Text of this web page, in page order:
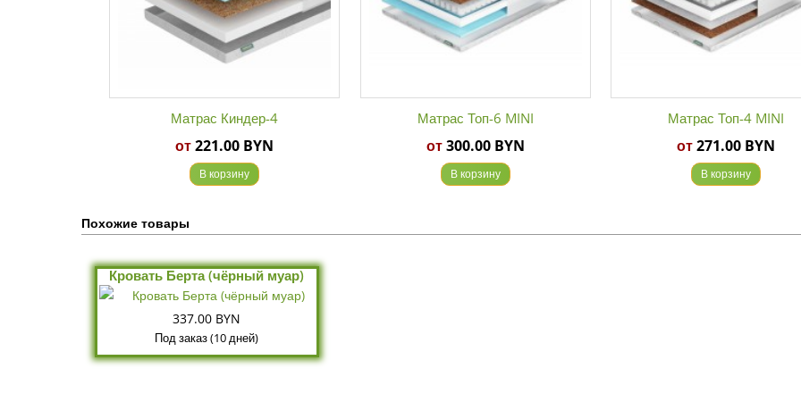
Матрас Киндер-4
от221.00 BYN
В корзину
Матрас Топ-6 MINI
от300.00 BYN
В корзину
Матрас Топ-4 MINI
от271.00 BYN
В корзину
Похожие товары
Кровать Берта (чёрный муар)
337.00 BYN
Под заказ (10 дней)